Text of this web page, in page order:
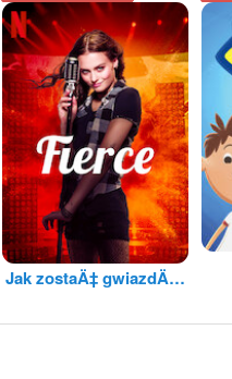
Jak zostaÄ‡ gwiazdÄ…